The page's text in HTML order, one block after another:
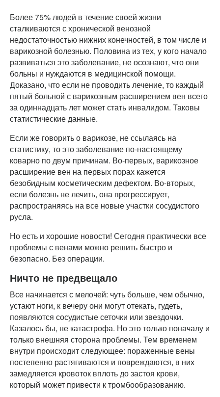
Более 75% людей в течение своей жизни
сталкиваются с хронической венозной
недостаточностью нижних конечностей, в том числе и
варикозной болезнью. Половина из тех, у кого начало
развиваться это заболевание, не осознают, что они
больны и нуждаются в медицинской помощи.
Доказано, что если не проводить лечение, то каждый
пятый больной с варикозным расширением вен всего
за одиннадцать лет может стать инвалидом. Таковы
статистические данные.
Если же говорить о варикозе, не ссылаясь на
статистику, то это заболевание по-настоящему
коварно по двум причинам. Во-первых, варикозное
расширение вен на первых порах кажется
безобидным косметическим дефектом. Во-вторых,
если болезнь не лечить, она прогрессирует,
распространяясь на все новые участки сосудистого
русла.
Но есть и хорошие новости! Сегодня практически все
проблемы с венами можно решить быстро и
безопасно. Без операции.
Ничто не предвещало
Все начинается с мелочей: чуть больше, чем обычно,
устают ноги, к вечеру они могут отекать, гудеть,
появляются сосудистые сеточки или звездочки.
Казалось бы, не катастрофа. Но это только поначалу и
только внешняя сторона проблемы. Тем временем
внутри происходит следующее: пораженные вены
постепенно растягиваются и повреждаются, в них
замедляется кровоток вплоть до застоя крови,
который может привести к тромбообразованию.